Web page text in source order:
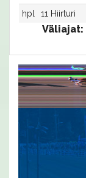
hpl
11 Hiirturi
Väliajat: